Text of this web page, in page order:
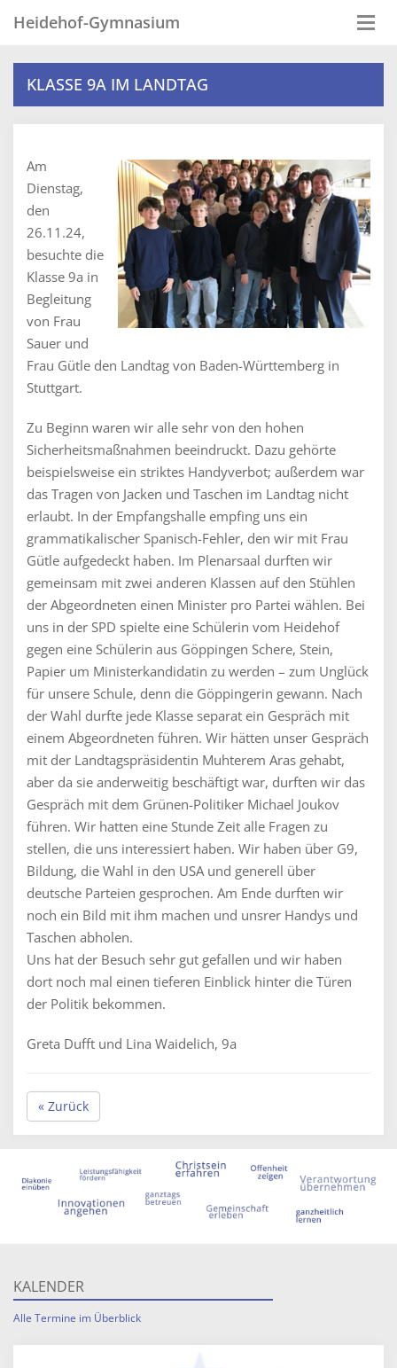
Heidehof-Gymnasium
KLASSE 9A IM LANDTAG
Am
Dienstag,
den
26.11.24,
besuchte die
Klasse 9a in
Begleitung
von Frau
Sauer und
Frau Gütle den Landtag von Baden-Württemberg in
Stuttgart.
Zu Beginn waren wir alle sehr von den hohen
Sicherheitsmaßnahmen beeindruckt. Dazu gehörte
beispielsweise ein striktes Handyverbot; außerdem war
das Tragen von Jacken und Taschen im Landtag nicht
erlaubt. In der Empfangshalle empfing uns ein
grammatikalischer Spanisch-Fehler, den wir mit Frau
Gütle aufgedeckt haben. Im Plenarsaal durften wir
gemeinsam mit zwei anderen Klassen auf den Stühlen
der Abgeordneten einen Minister pro Partei wählen. Bei
uns in der SPD spielte eine Schülerin vom Heidehof
gegen eine Schülerin aus Göppingen Schere, Stein,
Papier um Ministerkandidatin zu werden – zum Unglück
für unsere Schule, denn die Göppingerin gewann. Nach
der Wahl durfte jede Klasse separat ein Gespräch mit
einem Abgeordneten führen. Wir hätten unser Gespräch
mit der Landtagspräsidentin Muhterem Aras gehabt,
aber da sie anderweitig beschäftigt war, durften wir das
Gespräch mit dem Grünen-Politiker Michael Joukov
führen. Wir hatten eine Stunde Zeit alle Fragen zu
stellen, die uns interessiert haben. Wir haben über G9,
Bildung, die Wahl in den USA und generell über
deutsche Parteien gesprochen. Am Ende durften wir
noch ein Bild mit ihm machen und unsrer Handys und
Taschen abholen.
Uns hat der Besuch sehr gut gefallen und wir haben
dort noch mal einen tieferen Einblick hinter die Türen
der Politik bekommen.
Greta Dufft und Lina Waidelich, 9a
« Zurück
KALENDER
Alle Termine im Überblick